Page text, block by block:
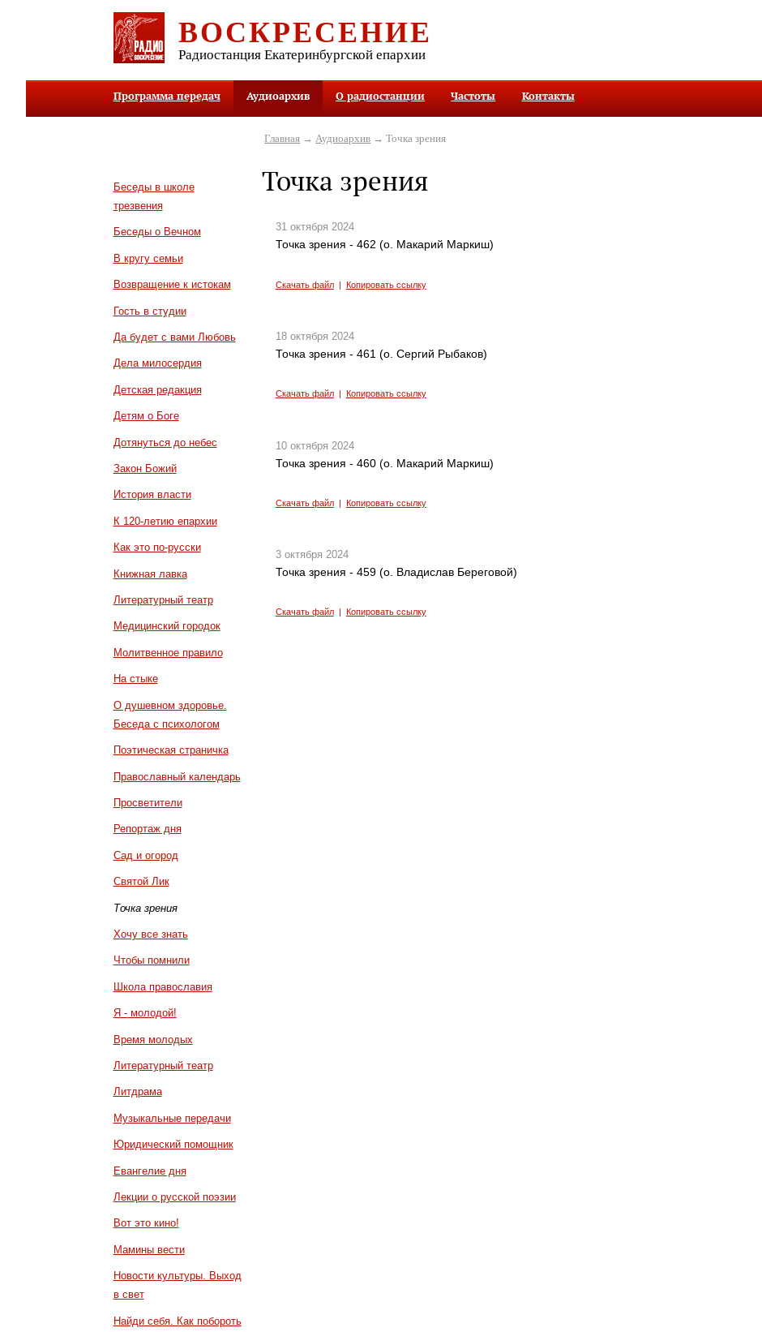
ВОСКРЕСЕНИЕ
Радиостанция Екатеринбургской епархии
Программа передач Аудиоархив О радиостанции Частоты Контакты
Беседы в школе
трезвения
Беседы о Вечном
В кругу семьи
Возвращение к истокам
Гость в студии
Да будет с вами Любовь
Дела милосердия
Детская редакция
Детям о Боге
Дотянуться до небес
Закон Божий
История власти
К 120-летию епархии
Как это по-русски
Книжная лавка
Литературный театр
Медицинский городок
Молитвенное правило
На стыке
О душевном здоровье.
Беседа с психологом
Поэтическая страничка
Православный календарь
Просветители
Репортаж дня
Сад и огород
Святой Лик
Точка зрения
Хочу все знать
Чтобы помнили
Школа православия
Я - молодой!
Время молодых
Литературный театр
Литдрама
Музыкальные передачи
Юридический помощник
Евангелие дня
Лекции о русской поэзии
Вот это кино!
Мамины вести
Новости культуры. Выход
в свет
Найди себя. Как побороть
Главная → Аудиоархив → Точка зрения
Точка зрения
31 октября 2024
Точка зрения - 462 (о. Макарий Маркиш)
Скачать файл| Копировать ссылку
18 октября 2024
Точка зрения - 461 (о. Сергий Рыбаков)
Скачать файл| Копировать ссылку
10 октября 2024
Точка зрения - 460 (о. Макарий Маркиш)
Скачать файл| Копировать ссылку
3 октября 2024
Точка зрения - 459 (о. Владислав Береговой)
Скачать файл| Копировать ссылку